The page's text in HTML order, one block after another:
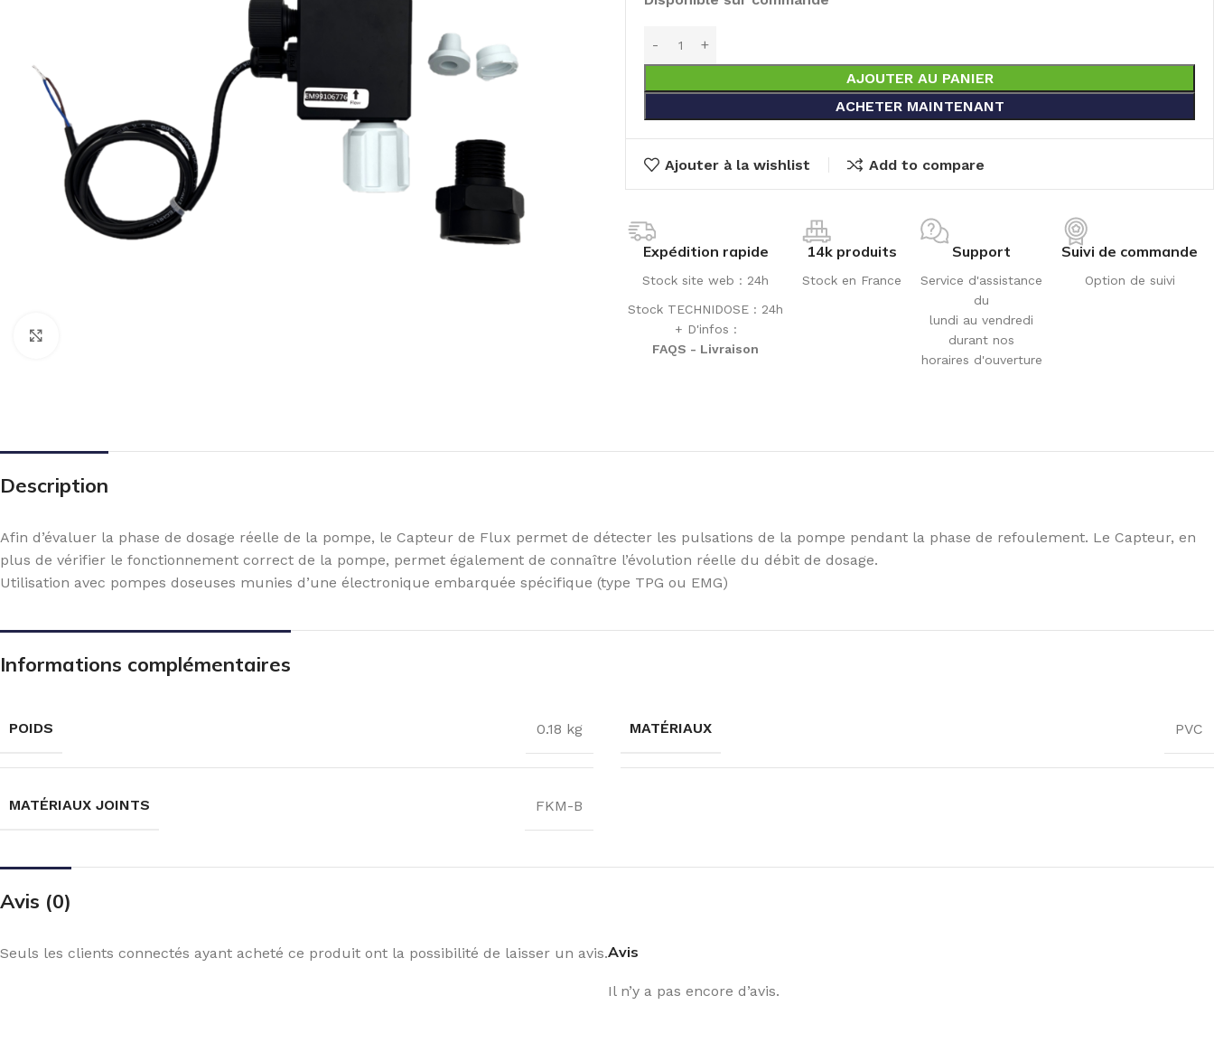
AJOUTER AU PANIER
ACHETER MAINTENANT
Ajouter à la wishlist Add to compare
Expédition rapide
Stock site web : 24h
Stock TECHNIDOSE : 24h
+ D'infos :
FAQS - Livraison
14k produits
Stock en France
Support
Service d'assistance
du
lundi au vendredi
durant nos
horaires d'ouverture
Suivi de commande
Option de suivi
Description
Afin d’évaluer la phase de dosage réelle de la pompe, le Capteur de Flux permet de détecter les pulsations de la pompe pendant la phase de refoulement. Le Capteur, en
plus de vérifier le fonctionnement correct de la pompe, permet également de connaître l’évolution réelle du débit de dosage.
Utilisation avec pompes doseuses munies d’une électronique embarquée spécifique (type TPG ou EMG)
Informations complémentaires
POIDS 0.18 kg MATÉRIAUX PVC
MATÉRIAUX JOINTS FKM-B
Avis (0)
Avis
Il n’y a pas encore d’avis.
Seuls les clients connectés ayant acheté ce produit ont la possibilité de laisser un avis.